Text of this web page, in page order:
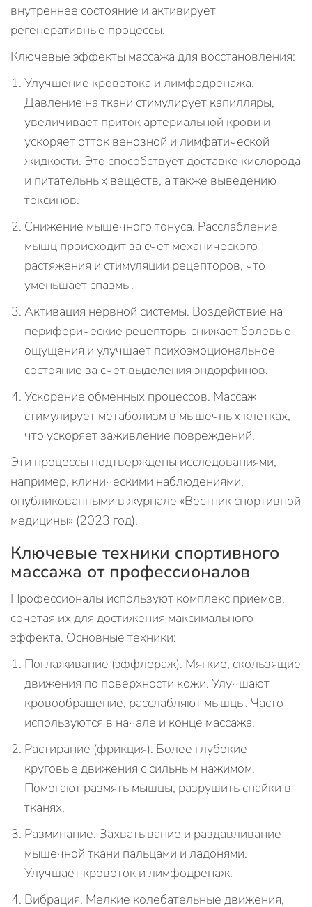
внутреннее состояние и активирует
регенеративные процессы.
Ключевые эффекты массажа для восстановления:
Улучшение кровотока и лимфодренажа.
Давление на ткани стимулирует капилляры,
увеличивает приток артериальной крови и
ускоряет отток венозной и лимфатической
жидкости. Это способствует доставке кислорода
и питательных веществ, а также выведению
токсинов.
Снижение мышечного тонуса. Расслабление
мышц происходит за счет механического
растяжения и стимуляции рецепторов, что
уменьшает спазмы.
Активация нервной системы. Воздействие на
периферические рецепторы снижает болевые
ощущения и улучшает психоэмоциональное
состояние за счет выделения эндорфинов.
Ускорение обменных процессов. Массаж
стимулирует метаболизм в мышечных клетках,
что ускоряет заживление повреждений.
Эти процессы подтверждены исследованиями,
например, клиническими наблюдениями,
опубликованными в журнале «Вестник спортивной
медицины» (2023 год).
Ключевые техники спортивного
массажа от профессионалов
Профессионалы используют комплекс приемов,
сочетая их для достижения максимального
эффекта. Основные техники:
Поглаживание (эффлераж). Мягкие, скользящие
движения по поверхности кожи. Улучшают
кровообращение, расслабляют мышцы. Часто
используются в начале и конце массажа.
Растирание (фрикция). Более глубокие
круговые движения с сильным нажимом.
Помогают размять мышцы, разрушить спайки в
тканях.
Разминание. Захватывание и раздавливание
мышечной ткани пальцами и ладонями.
Улучшает кровоток и лимфодренаж.
Вибрация. Мелкие колебательные движения,